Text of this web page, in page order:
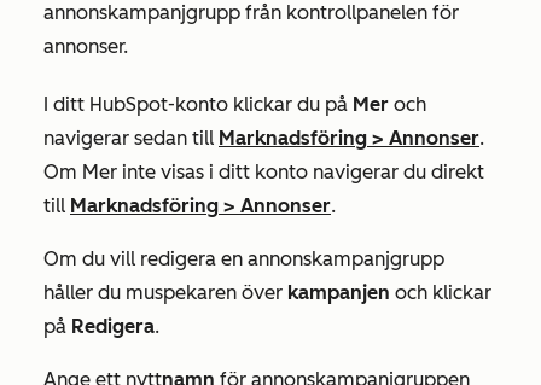
annonskampanjgrupp från kontrollpanelen för
annonser.
I ditt HubSpot-konto klickar du på Mer och
navigerar sedan till Marknadsföring > Annonser.
Om Mer inte visas i ditt konto navigerar du direkt
till Marknadsföring > Annonser.
Om du vill redigera en annonskampanjgrupp
håller du muspekaren över kampanjen och klickar
på Redigera.
Ange ett nyttnamn för annonskampanjgruppen